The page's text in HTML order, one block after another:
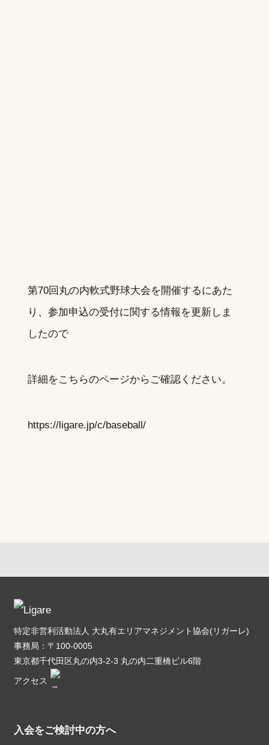
第70回丸の内軟式野球大会を開催するにあた
り、参加申込の受付に関する情報を更新しま
したので
詳細をこちらのページからご確認ください。
https://ligare.jp/c/baseball/
特定非営利活動法人 大丸有エリアマネジメント協会(リガーレ)
事務局：〒100-0005
東京都千代田区丸の内3-2-3 丸の内二重橋ビル6階
アクセス
入会をご検討中の方へ